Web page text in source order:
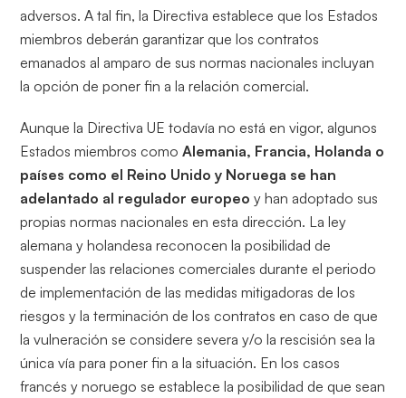
adversos. A tal fin, la Directiva establece que los Estados
miembros deberán garantizar que los contratos
emanados al amparo de sus normas nacionales incluyan
la opción de poner fin a la relación comercial.
Aunque la Directiva UE todavía no está en vigor, algunos
Estados miembros comoAlemania, Francia, Holanda o
países como el Reino Unido y Noruega se han
adelantado al regulador europeo y han adoptado sus
propias normas nacionales en esta dirección. La ley
alemana y holandesa reconocen la posibilidad de
suspender las relaciones comerciales durante el periodo
de implementación de las medidas mitigadoras de los
riesgos y la terminación de los contratos en caso de que
la vulneración se considere severa y/o la rescisión sea la
única vía para poner fin a la situación. En los casos
francés y noruego se establece la posibilidad de que sean